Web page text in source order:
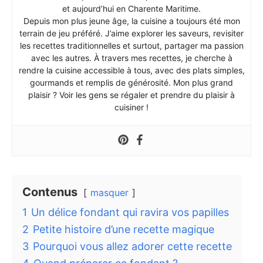
et aujourd’hui en Charente Maritime.
Depuis mon plus jeune âge, la cuisine a toujours été mon
terrain de jeu préféré. J’aime explorer les saveurs, revisiter
les recettes traditionnelles et surtout, partager ma passion
avec les autres. À travers mes recettes, je cherche à
rendre la cuisine accessible à tous, avec des plats simples,
gourmands et remplis de générosité. Mon plus grand
plaisir ? Voir les gens se régaler et prendre du plaisir à
cuisiner !
Contenus masquer
1 Un délice fondant qui ravira vos papilles
2 Petite histoire d’une recette magique
3 Pourquoi vous allez adorer cette recette